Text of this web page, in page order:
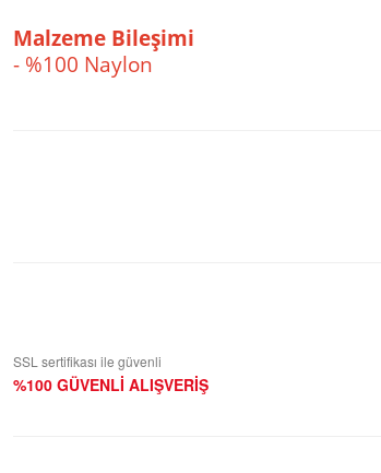
Malzeme Bileşimi
- %100 Naylon
SSL sertifikası ile güvenli
%100 GÜVENLİ ALIŞVERİŞ